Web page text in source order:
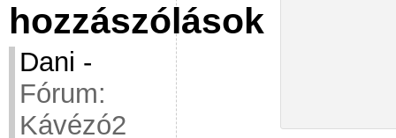
hozzászólások
Dani -
Fórum:
Kávézó2